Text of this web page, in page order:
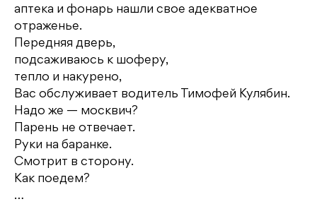
аптека и фонарь нашли свое адекватное
отраженье.
Передняя дверь,
подсаживаюсь к шоферу,
тепло и накурено,
Вас обслуживает водитель Тимофей Кулябин.
Надо же — москвич?
Парень не отвечает.
Руки на баранке.
Смотрит в сторону.
Как поедем?
…